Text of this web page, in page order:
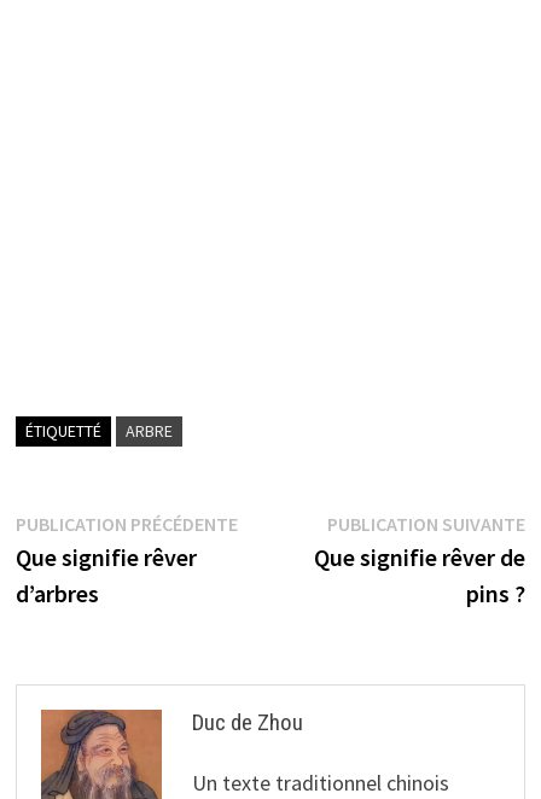
ÉTIQUETTÉ ARBRE
Navigation
de
PUBLICATION PRÉCÉDENTEPublication
précédente :
Que signifie rêver
d’arbres
PUBLICATION SUIVANTE
Que signifie rêver de
pins ?
Duc de Zhou
Un texte traditionnel chinois